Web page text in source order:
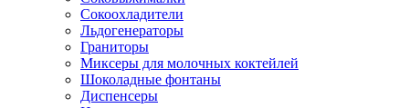
Сокоохладители
Льдогенераторы
Граниторы
Миксеры для молочных коктейлей
Шоколадные фонтаны
Диспенсеры